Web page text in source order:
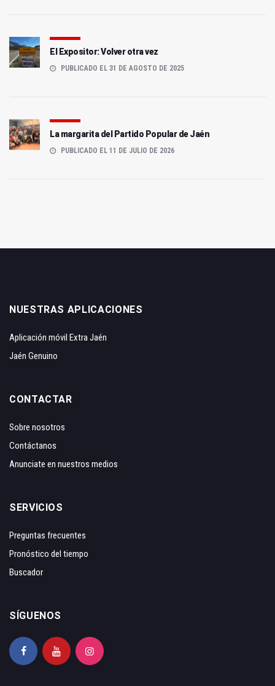
El Expositor: Volver otra vez
PUBLICADO EL 31 DE AGOSTO DE 2025
La margarita del Partido Popular de Jaén
PUBLICADO EL 11 DE JULIO DE 2026
NUESTRAS APLICACIONES
Aplicación móvil Extra Jaén
Jaén Genuino
CONTACTAR
Sobre nosotros
Contáctanos
Anunciate en nuestros medios
SERVICIOS
Preguntas frecuentes
Pronóstico del tiempo
Buscador
SÍGUENOS